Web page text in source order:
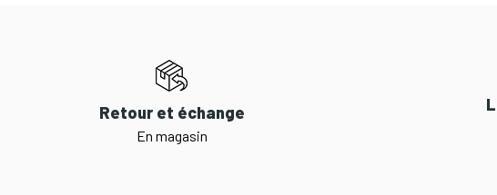
Retour et échange
En magasin